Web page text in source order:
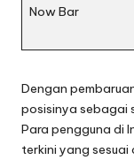
Now Bar
Dengan
posisinya sebagai
Para pengguna di
terkini yang sesuai